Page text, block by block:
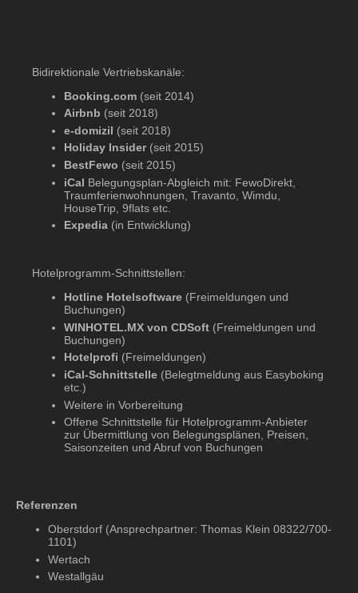
Bidirektionale Vertriebskanäle:
Booking.com (seit 2014)
Airbnb (seit 2018)
e-domizil (seit 2018)
Holiday Insider(seit 2015)
BestFewo (seit 2015)
iCal Belegungsplan-Abgleich mit: FewoDirekt,
Traumferienwohnungen, Travanto, Wimdu,
HouseTrip, 9flats etc.
Expedia (in Entwicklung)
Hotelprogramm-Schnittstellen:
Hotline Hotelsoftware (Freimeldungen und
Buchungen)
WINHOTEL.MX von CDSoft (Freimeldungen und
Buchungen)
Hotelprofi (Freimeldungen)
iCal-Schnittstelle (Belegtmeldung aus Easyboking
etc.)
Weitere in Vorbereitung
Offene Schnittstelle für Hotelprogramm-Anbieter
zur Übermittlung von Belegungsplänen, Preisen,
Saisonzeiten und Abruf von Buchungen
Referenzen
Oberstdorf (Ansprechpartner: Thomas Klein 08322/700-
1101)
Wertach
Westallgäu